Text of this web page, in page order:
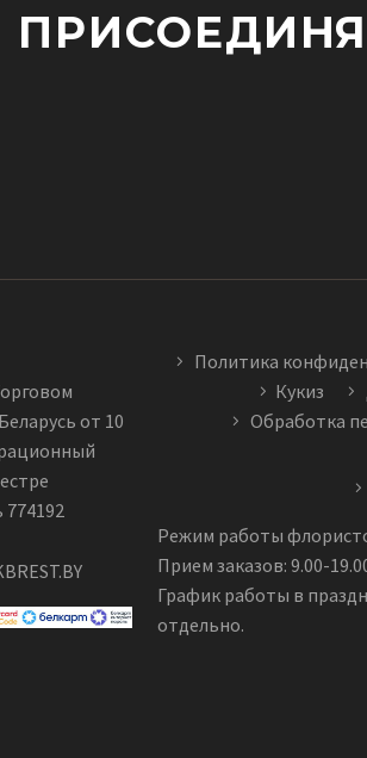
от 10
774192
Политика
Кукиз
Обработка
Режим работы
Прием заказов: 9.00-
График работы в
отдельно.